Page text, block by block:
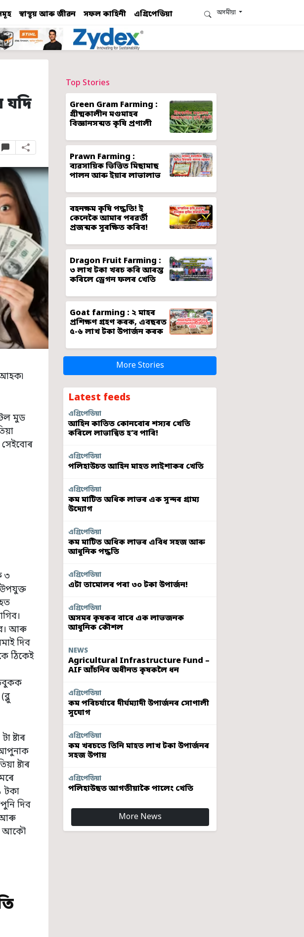
স্বাস্থ্য় আৰু জীৱন সফল কাহিনী এগ্ৰিপেডিয়া অসমীয়া
যদি
আহক৷
মুড
৩
আৰু
দিব
ঠিকেই
ষ্টাৰ
আপুনাক
ষ্টাৰ
টকা
দিব
আৰু
আকৌ
Top Stories
Green Gram Farming :
গ্ৰীষ্মকালীন মগুমাহৰ
বিজ্ঞানসন্মত কৃষি প্ৰণালী
Prawn Farming :
ব্যৱসায়িক ভিত্তিত মিছামাছ
পালন আৰু ইয়াৰ লাভালাভ
বহনক্ষম কৃষি পদ্ধতি! ই
কেনেকৈ আমাৰ পৰৱৰ্তী
প্ৰজন্মক সুৰক্ষিত কৰিব!
Dragon Fruit Farming :
৩ লাখ টকা খৰচ কৰি আৰম্ভ
কৰিলে ড্ৰেগন ফলৰ খেতি
Goat farming : ২ মাহৰ
প্ৰশিক্ষণ গ্ৰহণ কৰক, এবছৰত
৫-৬ লাখ টকা উপাৰ্জন কৰক
More Stories
Latest feeds
এগ্ৰিপেডিয়া
আহিন কাতিত কোনবোৰ শস্যৰ খেতি
কৰিলে লাভান্বিত হ’ব পাৰি!
এগ্ৰিপেডিয়া
পলিহাউচত আহিন মাহত লাইশাকৰ খেতি
এগ্ৰিপেডিয়া
কম মাটিত অধিক লাভৰ এক সুন্দৰ গ্ৰাম্য
উদ্যোগ
এগ্ৰিপেডিয়া
কম মাটিত অধিক লাভৰ এবিধ সহজ আৰু
আধুনিক পদ্ধতি
এগ্ৰিপেডিয়া
এটা তামোলৰ পৰা ৩০ টকা উপাৰ্জন!
এগ্ৰিপেডিয়া
অসমৰ কৃষকৰ বাবে এক লাভজনক
আধুনিক কৌশল
NEWS
Agricultural Infrastructure Fund –
AIF আঁচনিৰ অধীনত কৃষকলৈ ধন
এগ্ৰিপেডিয়া
কম পৰিচৰ্যাৰে দীৰ্ঘম্যাদী উপাৰ্জনৰ সোণালী
সুযোগ
এগ্ৰিপেডিয়া
কম খৰচতে তিনি মাহত লাখ টকা উপাৰ্জনৰ
সহজ উপায়
এগ্ৰিপেডিয়া
পলিহাউছত আগতীয়াকৈ পালেং খেতি
More News